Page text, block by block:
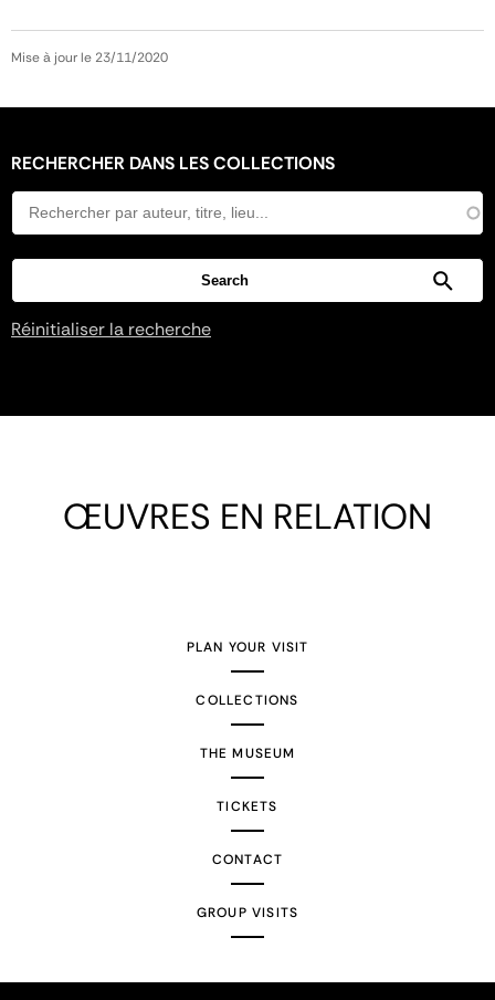
Mise à jour le 23/11/2020
RECHERCHER DANS LES COLLECTIONS
Réinitialiser la recherche
ŒUVRES EN RELATION
PLAN YOUR VISIT
COLLECTIONS
THE MUSEUM
TICKETS
CONTACT
GROUP VISITS